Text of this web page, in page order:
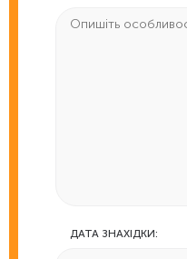
ДАТА ЗНАХІДКИ: